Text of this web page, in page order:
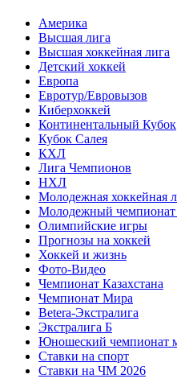
Америка
Высшая лига
Высшая хоккейная лига
Детский хоккей
Европа
Евротур/Евровызов
Киберхоккей
Континентальный Кубок
Кубок Салея
КХЛ
Лига Чемпионов
НХЛ
Молодежная хоккейная
Молодежный чемпионат
Олимпийские игры
Прогнозы на хоккей
Хоккей и жизнь
Фото-Видео
Чемпионат Казахстана
Чемпионат Мира
Betera-Экстралига
Экстралига Б
Юношеский чемпионат
Ставки на спорт
Ставки на ЧМ 2026